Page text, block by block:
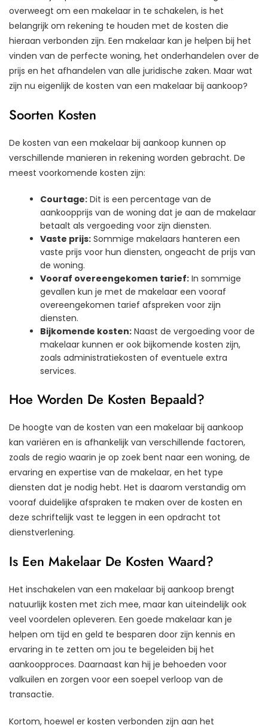
overweegt om een makelaar in te schakelen, is het
belangrijk om rekening te houden met de kosten die
hieraan verbonden zijn. Een makelaar kan je helpen bij het
vinden van de perfecte woning, het onderhandelen over de
prijs en het afhandelen van alle juridische zaken. Maar wat
zijn nu eigenlijk de kosten van een makelaar bij aankoop?
Soorten Kosten
De kosten van een makelaar bij aankoop kunnen op
verschillende manieren in rekening worden gebracht. De
meest voorkomende kosten zijn:
Courtage: Dit is een percentage van de
aankoopprijs van de woning dat je aan de makelaar
betaalt als vergoeding voor zijn diensten.
Vaste prijs: Sommige makelaars hanteren een
vaste prijs voor hun diensten, ongeacht de prijs van
de woning.
Vooraf overeengekomen tarief: In sommige
gevallen kun je met de makelaar een vooraf
overeengekomen tarief afspreken voor zijn
diensten.
Bijkomende kosten: Naast de vergoeding voor de
makelaar kunnen er ook bijkomende kosten zijn,
zoals administratiekosten of eventuele extra
services.
Hoe Worden De Kosten Bepaald?
De hoogte van de kosten van een makelaar bij aankoop
kan variëren en is afhankelijk van verschillende factoren,
zoals de regio waarin je op zoek bent naar een woning, de
ervaring en expertise van de makelaar, en het type
diensten dat je nodig hebt. Het is daarom verstandig om
vooraf duidelijke afspraken te maken over de kosten en
deze schriftelijk vast te leggen in een opdracht tot
dienstverlening.
Is Een Makelaar De Kosten Waard?
Het inschakelen van een makelaar bij aankoop brengt
natuurlijk kosten met zich mee, maar kan uiteindelijk ook
veel voordelen opleveren. Een goede makelaar kan je
helpen om tijd en geld te besparen door zijn kennis en
ervaring in te zetten om jou te begeleiden bij het
aankoopproces. Daarnaast kan hij je behoeden voor
valkuilen en zorgen voor een soepel verloop van de
transactie.
Kortom, hoewel er kosten verbonden zijn aan het